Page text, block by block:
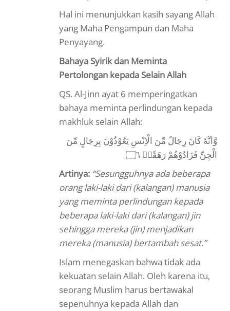
Hal ini menunjukkan kasih sayang Allah
yang Maha Pengampun dan Maha
Penyayang.
Bahaya Syirik dan Meminta
Pertolongan kepada Selain Allah
QS. Al-Jinn ayat 6 memperingatkan
bahaya meminta perlindungan kepada
makhluk selain Allah:
وَّاَنَّهٗ كَانَ رِجَالٌ مِّنَ الْاِنْسِ يَعُوْذُوْنَ بِرِجَالٍ مِّنَ
الْجِنِّ فَزَادُوْهُمْ رَهَقًاۖ ۝٦
Artinya: “Sesungguhnya ada beberapa
orang laki-laki dari (kalangan) manusia
yang meminta perlindungan kepada
beberapa laki-laki dari (kalangan) jin
sehingga mereka (jin) menjadikan
mereka (manusia) bertambah sesat.”
Islam menegaskan bahwa tidak ada
kekuatan selain Allah. Oleh karena itu,
seorang Muslim harus bertawakal
sepenuhnya kepada Allah dan